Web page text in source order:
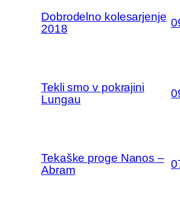
Dobrodelno kolesarjenje
2018
Tekli smo v pokrajini
Lungau
Tekaške proge Nanos –
Abram